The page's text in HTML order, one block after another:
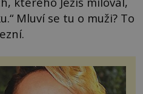
Mluví se tu o muži? To